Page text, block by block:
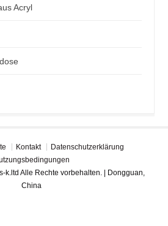
Acryl
Kontakt
Datenschutzerklärung
k.ltd Alle Rechte vorbehalten. | Dongguan,
China